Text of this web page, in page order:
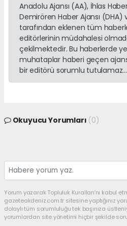
Anadolu Ajansı (AA), İhlas
Demirören Haber Ajansı
tarafından eklenen tüm
editörlerinin müdahalesi
çekilmektedir. Bu haberlerde
muhataplar haberi geçen
bir editörü sorumlu tutulamaz...
Okuyucu Yorumları (0)
Yorum yazarak Topluluk Kuralları’nı kabul
gazeteakdeniz.com.tr sitesine yaptığınız
dolaylı tüm sorumluluğu tek başınıza
yorumlardan site yönetimi hiçbir şekilde